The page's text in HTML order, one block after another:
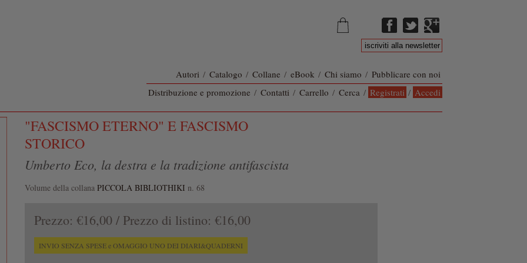
Autori / Catalogo / Collane / eBook / Chi siamo / Pubblicare con noi
Distribuzione e promozione / Contatti / Carrello / Cerca / Registrati / Accedi
"FASCISMO ETERNO" E FASCISMO
STORICO
Umberto Eco, la destra e la tradizione antifascista
Volume della collana PICCOLA BIBLIOTHIKI n. 68
Prezzo: €16,00 / Prezzo di listino: €16,00
INVIO SENZA SPESE e OMAGGIO UNO DEI DIARI&QUADERNI